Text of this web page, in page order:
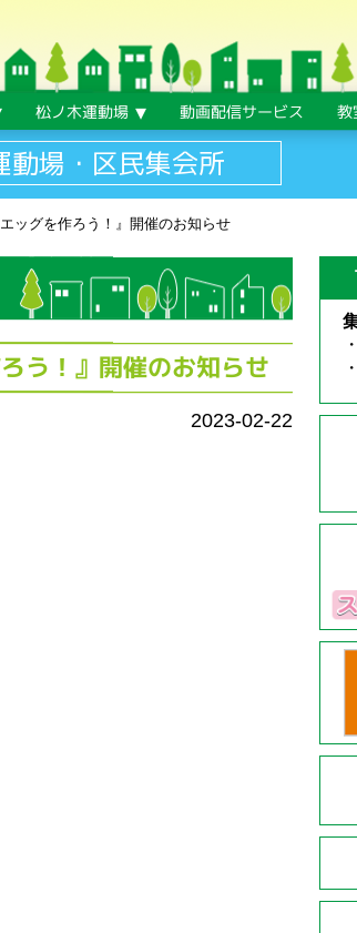
動場・区民集会所
ッグを作ろう！』開催のお知らせ
う！』開催のお知らせ
2023-02-22
松ノ木運動場 動画配信サービス 教